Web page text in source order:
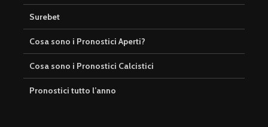
Surebet
Cosa sono i Pronostici Aperti?
Cosa sono i Pronostici Calcistici
Pronostici tutto l’anno